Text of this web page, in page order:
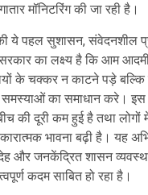
मॉनिटरिंग की जा रही है।
ये पहल सुशासन, संवेदनशील
का लक्ष्य है कि आम
के चक्कर न काटने पड़े
समस्याओं का समाधान करे।
की दूरी कम हुई है तथा लोगों
भावना बढ़ी है। यह
और जनकेंद्रित शासन
कदम साबित हो रहा है।